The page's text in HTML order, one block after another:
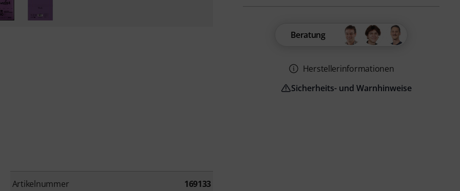
Artikelnummer 169133
Beratung
Herstellerinformationen
Sicherheits- und Warnhinweise